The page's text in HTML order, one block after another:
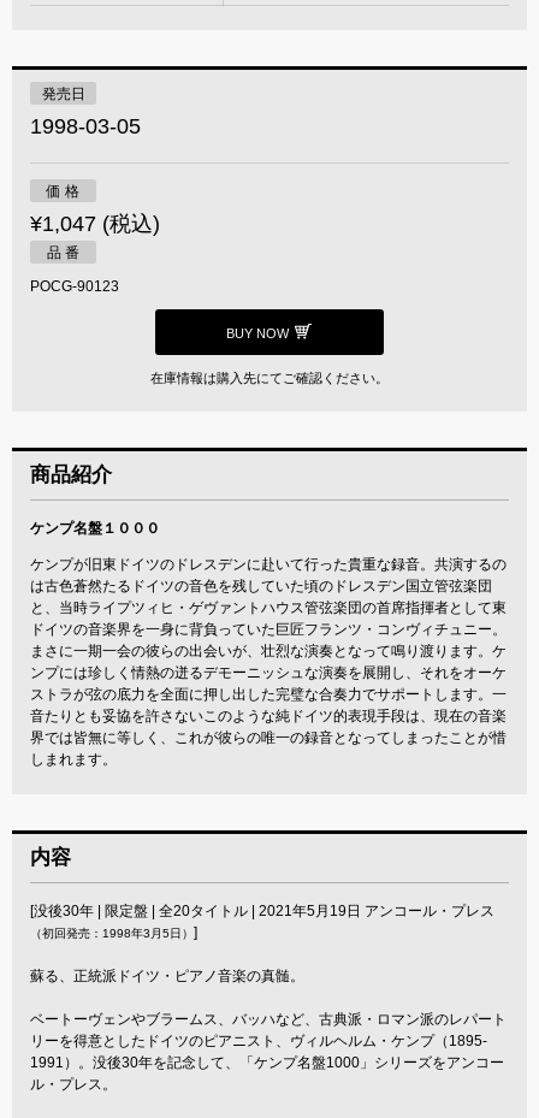
発売日
1998-03-05
価 格
¥1,047 (税込)
品 番
POCG-90123
BUY NOW
在庫情報は購入先にてご確認ください。
商品紹介
ケンプ名盤１０００
ケンプが旧東ドイツのドレスデンに赴いて行った貴重な録音。共演するの
は古色蒼然たるドイツの音色を残していた頃のドレスデン国立管弦楽団
と、当時ライプツィヒ・ゲヴァントハウス管弦楽団の首席指揮者として東
ドイツの音楽界を一身に背負っていた巨匠フランツ・コンヴィチュニー。
まさに一期一会の彼らの出会いが、壮烈な演奏となって鳴り渡ります。ケ
ンプには珍しく情熱の迸るデモーニッシュな演奏を展開し、それをオーケ
ストラが弦の底力を全面に押し出した完璧な合奏力でサポートします。一
音たりとも妥協を許さないこのような純ドイツ的表現手段は、現在の音楽
界では皆無に等しく、これが彼らの唯一の録音となってしまったことが惜
しまれます。
内容
[没後30年 | 限定盤 | 全20タイトル | 2021年5月19日 アンコール・プレス
（初回発売：1998年3月5日） ]
蘇る、正統派ドイツ・ピアノ音楽の真髄。
ベートーヴェンやブラームス、バッハなど、古典派・ロマン派のレパート
リーを得意としたドイツのピアニスト、ヴィルヘルム・ケンプ（1895-
1991）。没後30年を記念して、「ケンプ名盤1000」シリーズをアンコー
ル・プレス。